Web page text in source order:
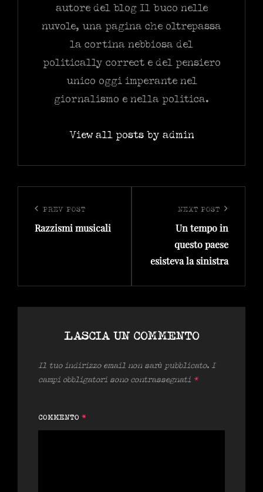
autore del blog Il buco nelle
nuvole, una pagina che oltrepassa
la cortina nebbiosa del
politically correct e del pensiero
unico oggi imperante nel
giornalismo e nella politica.
View all posts by admin
articoli
Previous
Post
PREV POST
Razzismi musicali
NEXT POST
Un tempo in
questo paese
esisteva la sinistra
LASCIA UN COMMENTO
Il tuo indirizzo email non sarà pubblicato. I
campi obbligatori sono contrassegnati *
COMMENTO *